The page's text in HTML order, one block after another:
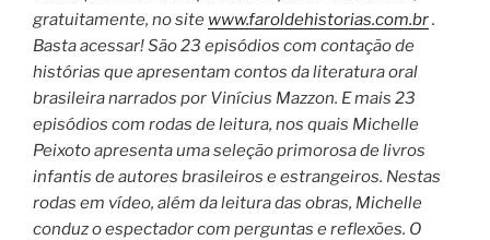
gratuitamente, no site www.faroldehistorias.com.br.
Basta acessar! São 23 episódios com contação de
histórias que apresentam contos da literatura oral
brasileira narrados por Vinícius Mazzon. E mais 23
episódios com rodas de leitura, nos quais Michelle
Peixoto apresenta uma seleção primorosa de livros
infantis de autores brasileiros e estrangeiros. Nestas
rodas em vídeo, além da leitura das obras, Michelle
conduz o espectador com perguntas e reflexões. O